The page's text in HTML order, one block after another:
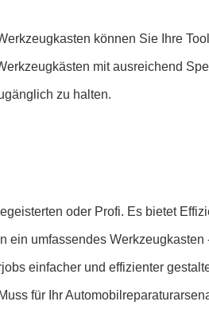
können Sie Ihre
mit ausreichend
zu halten.
oder Profi. Es bietet
ein umfassendes Werkzeugkasten
einfacher und effizienter
für Ihr